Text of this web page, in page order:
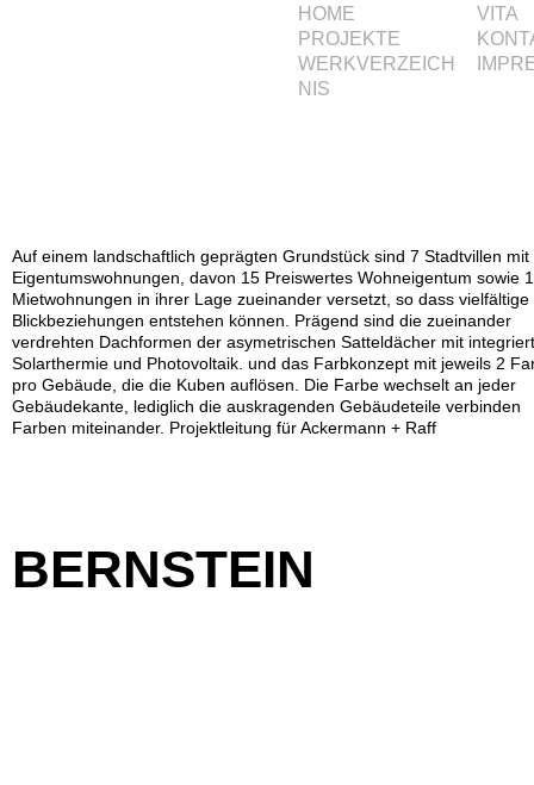
Jump to navigation
BERNSTEIN
Auf einem landschaftlich geprägten Grundstück sind 7 Stadtvillen mit
Eigentumswohnungen, davon 15 Preiswertes Wohneigentum sowie
Mietwohnungen in ihrer Lage zueinander versetzt, so dass vielfältige
Blickbeziehungen entstehen können. Prägend sind die zueinander
verdrehten Dachformen der asymetrischen Satteldächer mit
Solarthermie und Photovoltaik. und das Farbkonzept mit jeweils 2
pro Gebäude, die die Kuben auflösen. Die Farbe wechselt an jeder
Gebäudekante, lediglich die auskragenden Gebäudeteile verbinden
Farben miteinander. Projektleitung für Ackermann + Raff
M
a
i
n
u
HOME
VITA
PROJEKTE
WERKVERZEICH
NIS